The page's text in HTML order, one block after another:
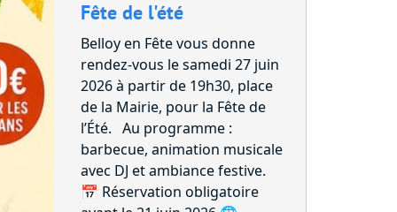
Fête de l'été
Belloy en Fête vous donne
rendez-vous le samedi 27 juin
2026 à partir de 19h30, place
de la Mairie, pour la Fête de
l’Été. Au programme :
barbecue, animation musicale
avec DJ et ambiance festive.
📅 Réservation obligatoire